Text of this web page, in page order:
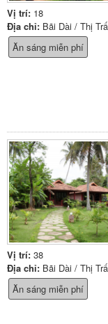
Vị trí: 18
Địa chỉ: Bãi Dài / Thị
Ăn sáng miễn phí
Vị trí: 38
Địa chỉ: Bãi Dài / Thị
Ăn sáng miễn phí